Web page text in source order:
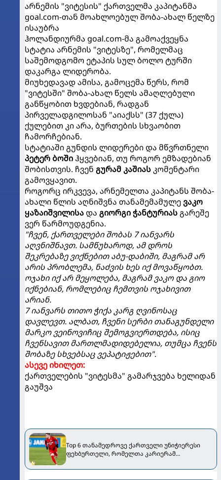
არნემის "ვიტესის" ქართველმა კაპიტანმა
goal.com-თან მოახლოებულ შობა-ახალ წელზე
ისაუბრა
ჰოლანდიურმა goal.com-მა გამოაქვეყნა
სტატია არნემის "ვიტესზე", რომელმაც
საშემოდგომო ეტაპის სულ ბოლო ტურში
დაკარგა ლიდერობა.
მიუხედავად ამისა, გამოცემა წერს, რომ
"ვიტესში" შობა-ახალ წელს ამაღლებული
განწყობით ხვდებიან, რადგან
პირველადგილოსან "აიაქსს" (37 ქულა)
ქულებით კი არა, ბურთების სხვაობით
ჩამორჩებიან.
სტატიაში გუნდის ლიდერები და მწვრთნელი
პეტერ ბოშიჰყვებიან, თუ როგორ ემზადებიან
შობისთვის. ჩვენ გურამ კაშიასკომენტარი
გამოვყავით.
როგორც ირკვევა, არნემელთა კაპიტანს შობა-
ახალი წლის აღნიშვნა თანამემამულევაკო
ყაზაიშვილისადა გიორგი ჭანტურიასგარეშე
ვერ წარმოუდგენია.
"ჩვენ, ქართველები შობას 7 იანვარს
აღვნიშნავთ. სამწუხაროდ, ამ დროს
შეკრებაზე ვიქნებით აბუ-დაბიში, მაგრამ არ
არის პრობლემა, ნაძვის ხეს იქ მოვაწყობთ.
ოჯახი იქ არ მეყოლება, მაგრამ ვაკო და გიო
იქნებიან, რომლებიც ჩემთვის ოჯახივით
არიან.
7 იანვარს თითო ჭიქა კარგ ღვინოსაც
დავლევთ. ალბათ, ჩვენი სერბი თანაგუნდელი
მარკო ვეინოვიჩიც შემოგვიერთდება, ისიც
ჩვენსავით მართლმადიდებელია, თუმცა ჩვენს
შობაზე სხვებსაც ვეპატიჟებით".
ასევე იხილეთ:
ქართველების "ვიტესმა" გამარჯვება ხელიდან
გაუშვა
Top 6 თანამედროვე ქართველი უნიჭიერესი
ფეხბურთელი, რომელთა კარიერამ